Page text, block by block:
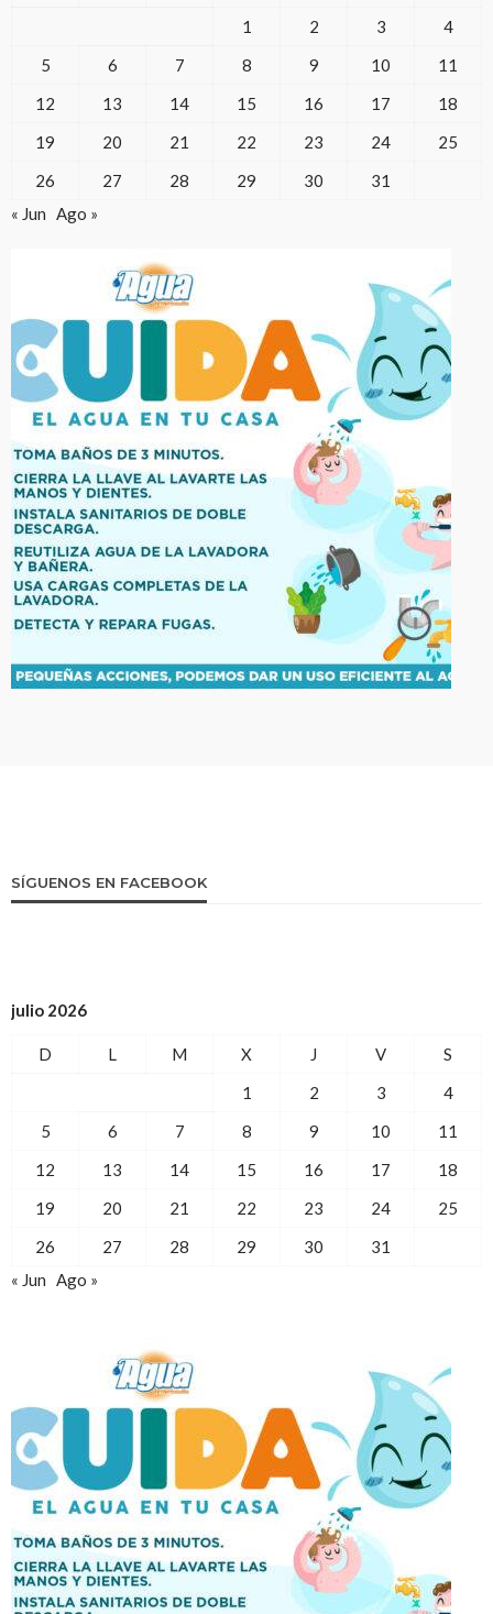
1
2 3
4
5
6 7 8 9 10
11
12
13 14 15 16 17
18
19
20 21 22 23 24
25
26
27 28 29 30
31
« Jun Ago »
SÍGUENOS EN FACEBOOK
julio 2026
D L M X J V
S
1
2 3
4
5
6 7 8 9 10
11
12
13 14 15 16 17
18
19
20 21 22 23 24
25
26
27 28 29 30
31
« Jun Ago »